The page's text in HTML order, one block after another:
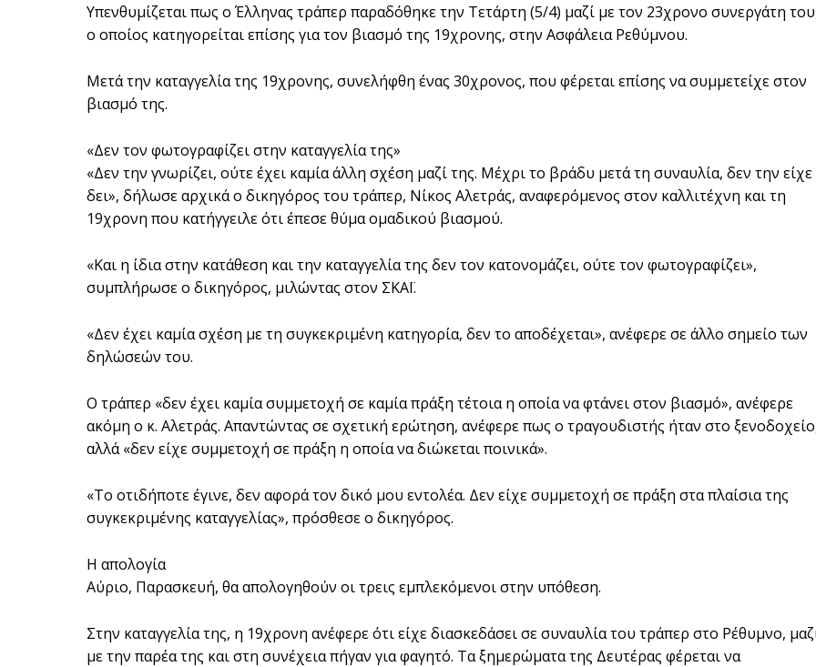
Υπενθυμίζεται πως ο Έλληνας τράπερ παραδόθηκε την Τετάρτη (5/4) μαζί με τον 23χρονο συνεργάτη
ο οποίος κατηγορείται επίσης για τον βιασμό της 19χρονης, στην Ασφάλεια Ρεθύμνου.
Μετά την καταγγελία της 19χρονης, συνελήφθη ένας 30χρονος, που φέρεται επίσης να συμμετείχε στον
βιασμό της.
«Δεν τον φωτογραφίζει στην καταγγελία της»
«Δεν την γνωρίζει, ούτε έχει καμία άλλη σχέση μαζί της. Μέχρι το βράδυ μετά τη συναυλία, δεν την είχε
δει», δήλωσε αρχικά ο δικηγόρος του τράπερ, Νίκος Αλετράς, αναφερόμενος στον καλλιτέχνη και τη
19χρονη που κατήγγειλε ότι έπεσε θύμα ομαδικού βιασμού.
«Και η ίδια στην κατάθεση και την καταγγελία της δεν τον κατονομάζει, ούτε τον φωτογραφίζει»,
συμπλήρωσε ο δικηγόρος, μιλώντας στον ΣΚΑΪ.
«Δεν έχει καμία σχέση με τη συγκεκριμένη κατηγορία, δεν το αποδέχεται», ανέφερε σε άλλο σημείο των
δηλώσεών του.
Ο τράπερ «δεν έχει καμία συμμετοχή σε καμία πράξη τέτοια η οποία να φτάνει στον βιασμό», ανέφερε
ακόμη ο κ. Αλετράς. Απαντώντας σε σχετική ερώτηση, ανέφερε πως ο τραγουδιστής ήταν στο
αλλά «δεν είχε συμμετοχή σε πράξη η οποία να διώκεται ποινικά».
«Το οτιδήποτε έγινε, δεν αφορά τον δικό μου εντολέα. Δεν είχε συμμετοχή σε πράξη στα πλαίσια της
συγκεκριμένης καταγγελίας», πρόσθεσε ο δικηγόρος.
Η απολογία
Αύριο, Παρασκευή, θα απολογηθούν οι τρεις εμπλεκόμενοι στην υπόθεση.
Στην καταγγελία της, η 19χρονη ανέφερε ότι είχε διασκεδάσει σε συναυλία του τράπερ στο Ρέθυμνο,
με την παρέα της και στη συνέχεια πήγαν για φαγητό. Τα ξημερώματα της Δευτέρας φέρεται να